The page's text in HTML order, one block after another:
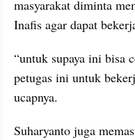
masyarakat diminta
Inafis agar dapat
“untuk supaya ini bisa
petugas ini untuk
ucapnya.
Suharyanto juga